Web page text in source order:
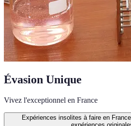
Évasion Unique
Vivez l'exceptionnel en France
Expériences insolites à faire en